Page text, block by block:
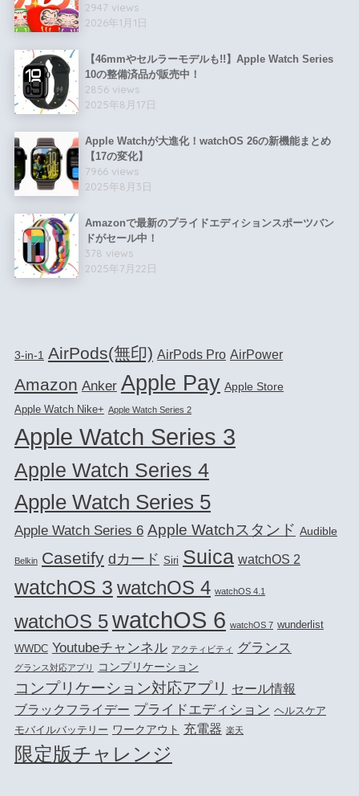
2947 views
2026年1月1日
【46mmやセルラーモデルも!!】Apple Watch Series
10の整備済品が販売中！
2856 views
2025年8月17日
Apple Watchが大進化！watchOS 26の新機能まとめ
【17の変化】
7966 views
2025年8月3日
Amazonで最新のプライドエディションスポーツバン
ドがセール中！
378 views
2025年7月22日
3-in-1 AirPods(無印) AirPods Pro AirPower
Amazon Anker Apple Pay Apple Store
Apple Watch Nike+ Apple Watch Series 2
Apple Watch Series 3
Apple Watch Series 4
Apple Watch Series 5
Apple Watch Series 6 Apple Watchスタンド Audible
Belkin Casetify dカード Siri Suica watchOS 2
watchOS 3 watchOS 4 watchOS 4.1
watchOS 5watchOS 6 watchOS 7 wunderlist
WWDC Youtubeチャンネル アクティビティ グランス
グランス対応アプリ コンプリケーション
コンプリケーション対応アプリ
セール情報
ブラックフライデー プライドエディション ヘルスケア
モバイルバッテリー ワークアウト 充電器 楽天
限定版チャレンジ